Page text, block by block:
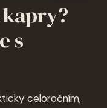
s
celoročním,